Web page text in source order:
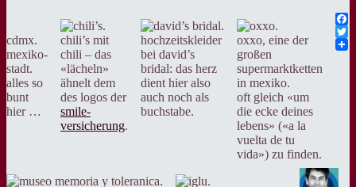
cdmx.
mexiko-
stadt.
alles so
bunt
hier …
chili’s mit
chili – das
«lächeln»
ähnelt dem
des logos der
smile-
versicherung.
hochzeitskleider
bei david’s
bridal: das herz
dient hier also
auch noch als
buchstabe.
oxxo, eine der
großen
supermarktketten
in mexiko.
oft gleich «um
die ecke deines
lebens» («a la
vuelta de tu
vida») zu finden.